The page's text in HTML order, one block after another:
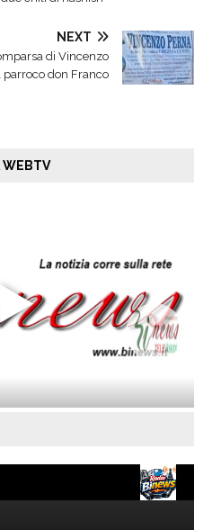
NEXT
di Vincenzo
parroco don Franco
WEBTV